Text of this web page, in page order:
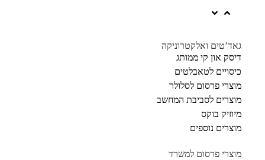
גאד’טים ואלקטרוניקה
דיסק און קי ממותג
כיסויים לטאבלטים
מוצרי פרסום לסלולר
מוצרים לסביבת המחשב
מיוזיק בוקס
מוצרים נוספים
מוצרי פרסום למשרד